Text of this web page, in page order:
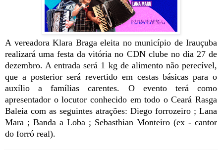
A vereadora Klara Braga eleita no município de Irauçuba
realizará uma festa da vitória no CDN clube no dia 27 de
dezembro. A entrada será 1 kg de alimento não perecível,
que a posterior será revertido em cestas básicas para o
auxílio a famílias carentes. O evento terá como
apresentador o locutor conhecido em todo o Ceará Rasga
Baleia com as seguintes atrações: Diego forrozeiro ; Lana
Mara ; Banda a Loba ; Sebasthian Monteiro (ex - cantor
do forró real).